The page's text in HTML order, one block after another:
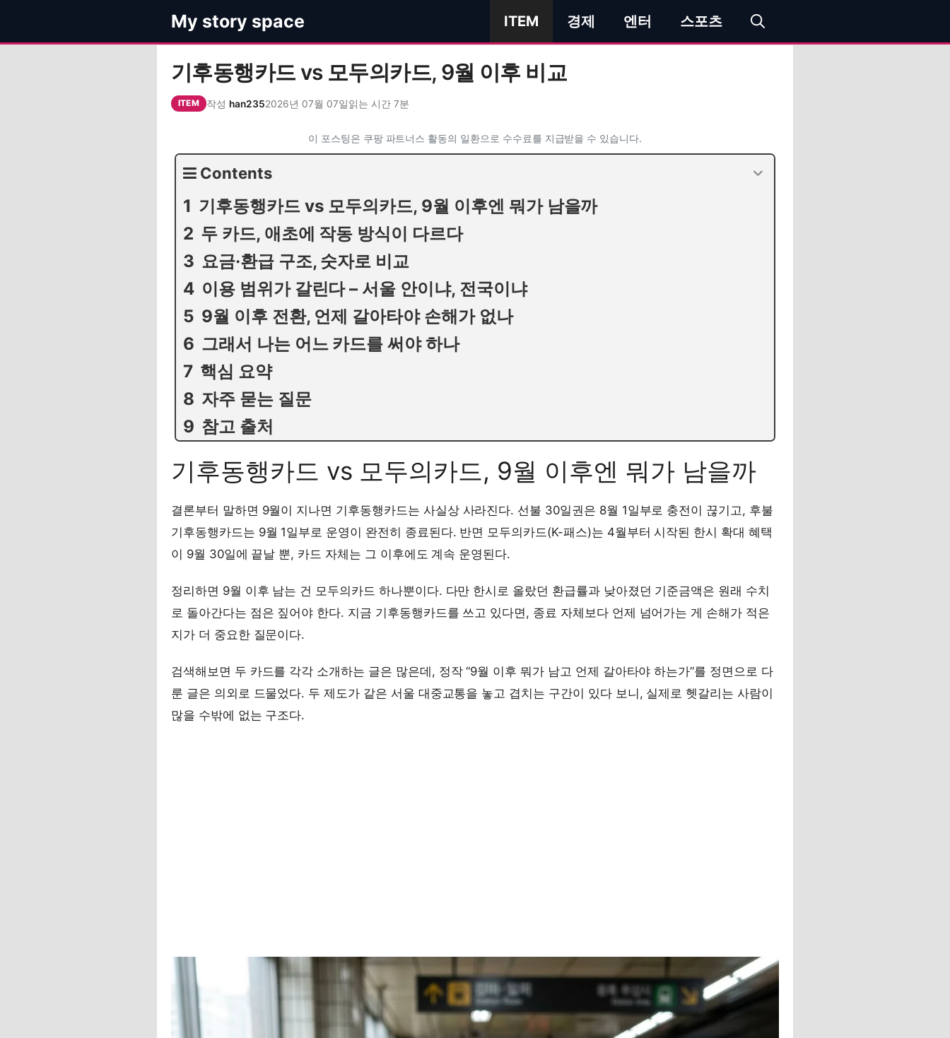
츠
My story space ITEM 경제 엔터 스포츠
기후동행카드 vs 모두의카드, 9월 이후 비교
ITEM 작성 han2352026년 07월 07일읽는 시간 7분
이 포스팅은 쿠팡 파트너스 활동의 일환으로 수수료를 지급받을 수 있습니다.
Contents
기후동행카드 vs 모두의카드, 9월 이후엔 뭐가 남을까
두 카드, 애초에 작동 방식이 다르다
요금·환급 구조, 숫자로 비교
이용 범위가 갈린다 – 서울 안이냐, 전국이냐
9월 이후 전환, 언제 갈아타야 손해가 없나
그래서 나는 어느 카드를 써야 하나
핵심 요약
자주 묻는 질문
참고 출처
기후동행카드 vs 모두의카드, 9월 이후엔 뭐가 남을까
결론부터 말하면 9월이 지나면 기후동행카드는 사실상 사라진다. 선불 30일권은 8월 1일부로 충전이 끊기고, 후불
기후동행카드는 9월 1일부로 운영이 완전히 종료된다. 반면 모두의카드(K-패스)는 4월부터 시작된 한시 확대 혜택
이 9월 30일에 끝날 뿐, 카드 자체는 그 이후에도 계속 운영된다.
정리하면 9월 이후 남는 건 모두의카드 하나뿐이다. 다만 한시로 올랐던 환급률과 낮아졌던 기준금액은 원래 수치
로 돌아간다는 점은 짚어야 한다. 지금 기후동행카드를 쓰고 있다면, 종료 자체보다 언제 넘어가는 게 손해가 적은
지가 더 중요한 질문이다.
검색해보면 두 카드를 각각 소개하는 글은 많은데, 정작 “9월 이후 뭐가 남고 언제 갈아타야 하는가”를 정면으로 다
룬 글은 의외로 드물었다. 두 제도가 같은 서울 대중교통을 놓고 겹치는 구간이 있다 보니, 실제로 헷갈리는 사람이
많을 수밖에 없는 구조다.